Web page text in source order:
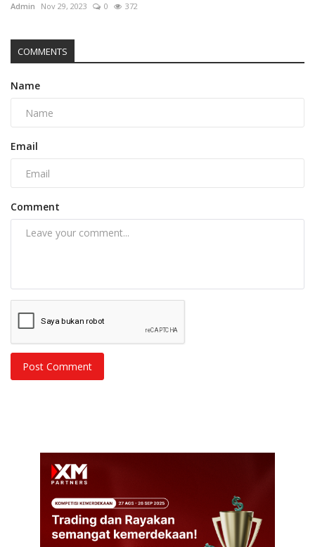
Admin Nov 29, 2023 0 372
COMMENTS
Name
Email
Comment
Post Comment